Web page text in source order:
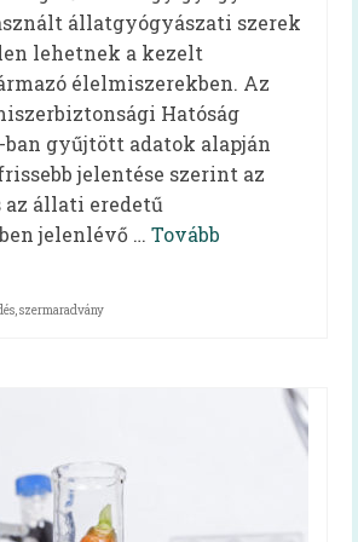
hét 2026
hét 2025
hét 2024
hét 2023
hét 2022
hét, 2020
kiállítás
állatgyógyászati szerek
lehetnek a kezelt
élelmiszerekben. Az
Hatóság
ban gyűjtött adatok alapján
jelentése szerint az
az állati eredetű
jelenlévő … Tovább
,szermaradvány